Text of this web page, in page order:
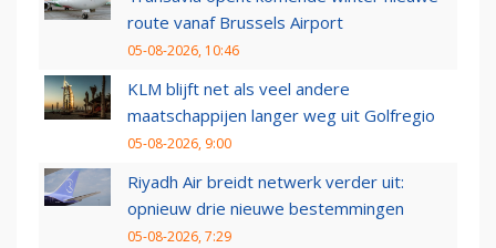
route vanaf Brussels Airport
05-08-2026, 10:46
KLM blijft net als veel andere
maatschappijen langer weg uit Golfregio
05-08-2026, 9:00
Riyadh Air breidt netwerk verder uit:
opnieuw drie nieuwe bestemmingen
05-08-2026, 7:29